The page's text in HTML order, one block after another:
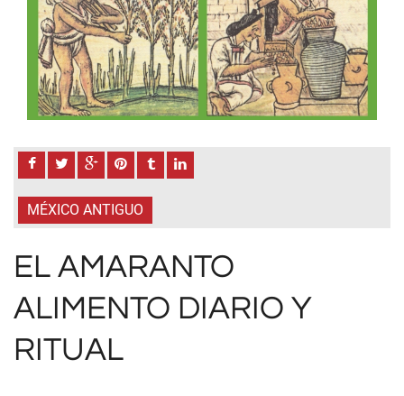
MÉXICO ANTIGUO
EL AMARANTO
ALIMENTO DIARIO Y
RITUAL